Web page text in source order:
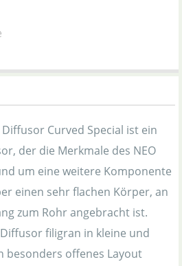
Diffusor Curved Special ist ein
der die Merkmale des NEO
um eine weitere Komponente
einen sehr flachen Körper, an
zum Rohr angebracht ist.
filigran in kleine und
besonders offenes Layout